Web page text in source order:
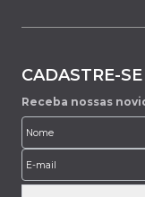
CADASTRE-SE
Receba nossas